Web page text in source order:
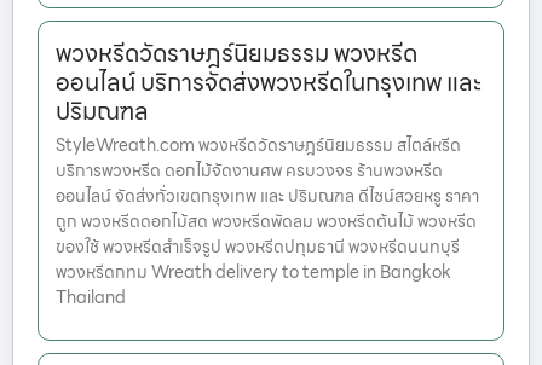
พวงหรีดวัดราษฎร์นิยมธรรม พวงหรีด
ออนไลน์ บริการจัดส่งพวงหรีดในกรุงเทพ และ
ปริมณฑล
StyleWreath.com พวงหรีดวัดราษฎร์นิยมธรรม สไตล์หรีด
บริการพวงหรีด ดอกไม้จัดงานศพ ครบวงจร ร้านพวงหรีด
ออนไลน์ จัดส่งทั่วเขตกรุงเทพ และ ปริมณฑล ดีไซน์สวยหรู ราคา
ถูก พวงหรีดดอกไม้สด พวงหรีดพัดลม พวงหรีดต้นไม้ พวงหรีด
ของใช้ พวงหรีดสำเร็จรูป พวงหรีดปทุมธานี พวงหรีดนนทบุรี
พวงหรีดกทม Wreath delivery to temple in Bangkok
Thailand